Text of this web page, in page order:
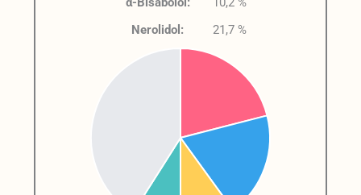
Nerolidol:
21,7 %